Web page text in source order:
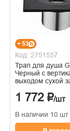
+ 53
Код: 2751557
Трап для душа
Черный c
выходом сухой
1 772 ₽/шт
В наличии 10 шт